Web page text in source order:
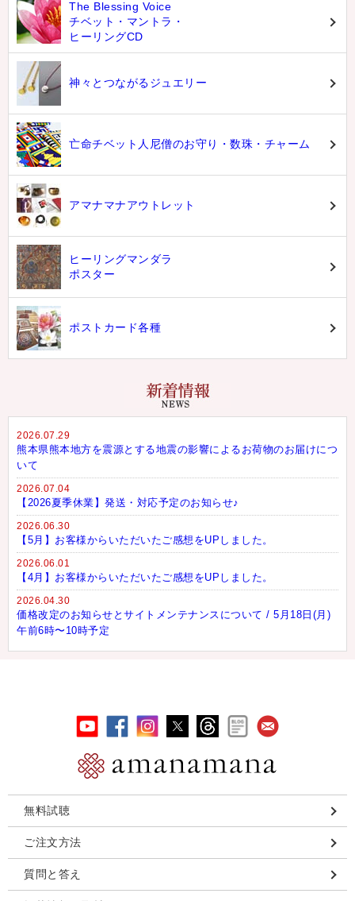
The Blessing Voice
チベット・マントラ・
ヒーリングCD
神々とつながるジュエリー
亡命チベット人尼僧のお守り・数珠・チャーム
アマナマナアウトレット
ヒーリングマンダラ
ポスター
ポストカード各種
2026.07.29
熊本県熊本地方を震源とする地震の影響によるお荷物のお届けにつ
いて
2026.07.04
【2026夏季休業】発送・対応予定のお知らせ♪
2026.06.30
【5月】お客様からいただいたご感想をUPしました。
2026.06.01
【4月】お客様からいただいたご感想をUPしました。
2026.04.30
価格改定のお知らせとサイトメンテナンスについて / 5月18日(月)
午前6時〜10時予定
無料試聴
ご注文方法
質問と答え